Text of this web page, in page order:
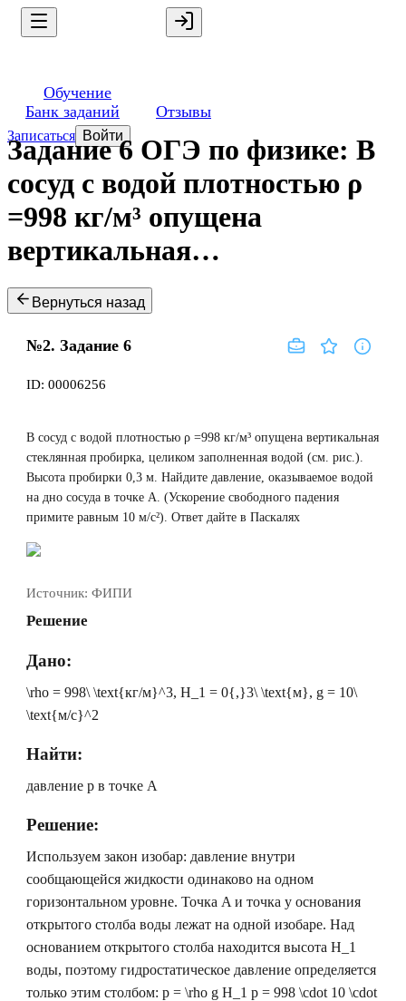
Обучение
Банк заданий
Отзывы
Записаться Войти
Задание 6 ОГЭ по физике: В
сосуд с водой плотностью ρ
=998 кг/м³ опущена
вертикальная…
Вернуться назад
№2. Задание 6
ID: 00006256
В сосуд с водой плотностью ρ =998 кг/м³ опущена вертикальная
стеклянная пробирка, целиком заполненная водой (см. рис.).
Высота пробирки 0,3 м. Найдите давление, оказываемое водой
на дно сосуда в точке A. (Ускорение свободного падения
примите равным 10 м/с²). Ответ дайте в Паскалях
Источник: ФИПИ
Решение
Дано:
\rho = 998\ \text{кг/м}^3, H_1 = 0{,}3\ \text{м}, g = 10\
\text{м/с}^2
Найти:
давление p в точке A ⠀
Решение:
Используем закон изобар: давление внутри
сообщающейся жидкости одинаково на одном
горизонтальном уровне. Точка A и точка у основания
открытого столба воды лежат на одной изобаре. Над
основанием открытого столба находится высота H_1
воды, поэтому гидростатическое давление определяется
только этим столбом: p = \rho g H_1 p = 998 \cdot 10 \cdot